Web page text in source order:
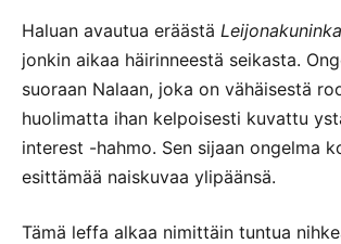
Haluan avautua eräästä
jonkin aikaa häirinneestä seikasta.
suoraan Nalaan, joka on vähäisestä
huolimatta ihan kelpoisesti kuvattu
interest -hahmo. Sen sijaan ongelma
esittämää naiskuvaa ylipäänsä.
Tämä leffa alkaa nimittäin tuntua